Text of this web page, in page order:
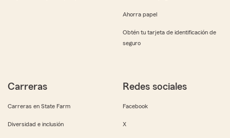
Ahorra papel
Obtén tu tarjeta de identificación de
seguro
Carreras
Carreras en State Farm
Diversidad e inclusión
Redes sociales
Facebook
X